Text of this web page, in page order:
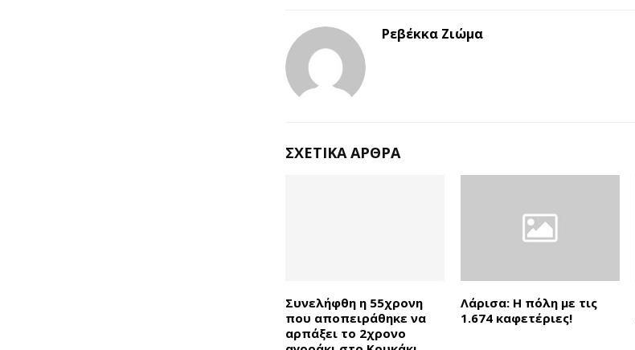
Ρεβέκκα Ζιώμα
ΣΧΕΤΙΚΆ ΆΡΘΡΑ
Συνελήφθη η 55χρονη
που αποπειράθηκε να
αρπάξει το 2χρονο
Λάρισα: Η πόλη με τις
1.674 καφετέριες!